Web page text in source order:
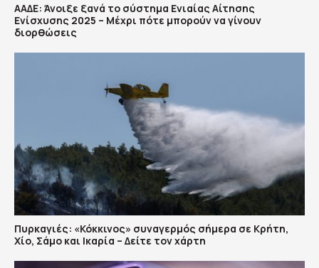
ΑΑΔΕ: Άνοιξε ξανά το σύστημα Ενιαίας Αίτησης
Ενίσχυσης 2025 – Μέχρι πότε μπορούν να γίνουν
διορθώσεις
Πυρκαγιές: «Κόκκινος» συναγερμός σήμερα σε Κρήτη,
Χίο, Σάμο και Ικαρία – Δείτε τον χάρτη